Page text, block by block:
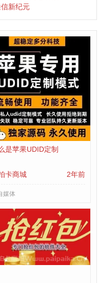
新纪元
是苹果UDID定制
卡商城 2年前
媒体